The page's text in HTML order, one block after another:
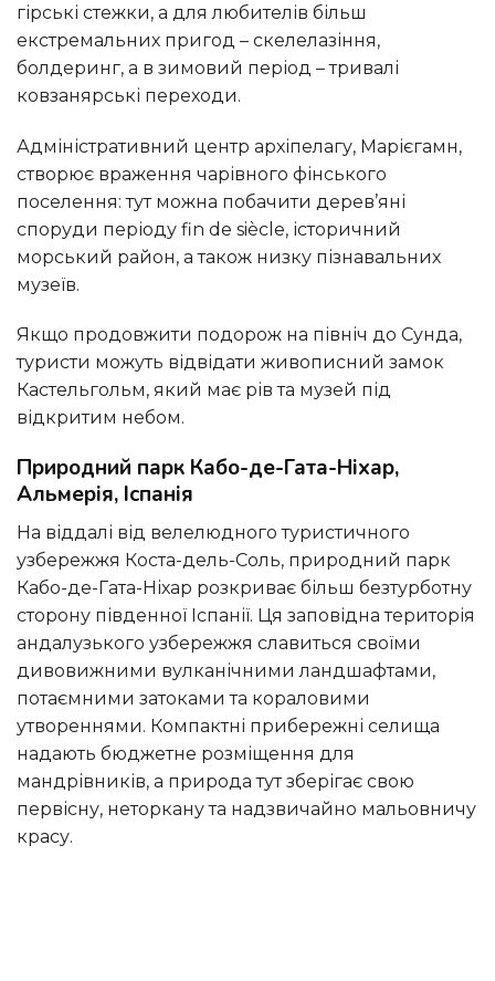
гірські стежки, а для любителів більш
екстремальних пригод – скелелазіння,
болдеринг, а в зимовий період – тривалі
ковзанярські переходи.
Адміністративний центр архіпелагу, Марієгамн,
створює враження чарівного фінського
поселення: тут можна побачити дерев’яні
споруди періоду fin de siècle, історичний
морський район, а також низку пізнавальних
музеїв.
Якщо продовжити подорож на північ до Сунда,
туристи можуть відвідати живописний замок
Кастельгольм, який має рів та музей під
відкритим небом.
Природний парк Кабо-де-Гата-Ніхар,
Альмерія, Іспанія
На віддалі від велелюдного туристичного
узбережжя Коста-дель-Соль, природний парк
Кабо-де-Гата-Ніхар розкриває більш безтурботну
сторону південної Іспанії. Ця заповідна територія
андалузького узбережжя славиться своїми
дивовижними вулканічними ландшафтами,
потаємними затоками та кораловими
утвореннями. Компактні прибережні селища
надають бюджетне розміщення для
мандрівників, а природа тут зберігає свою
первісну, неторкану та надзвичайно мальовничу
красу.